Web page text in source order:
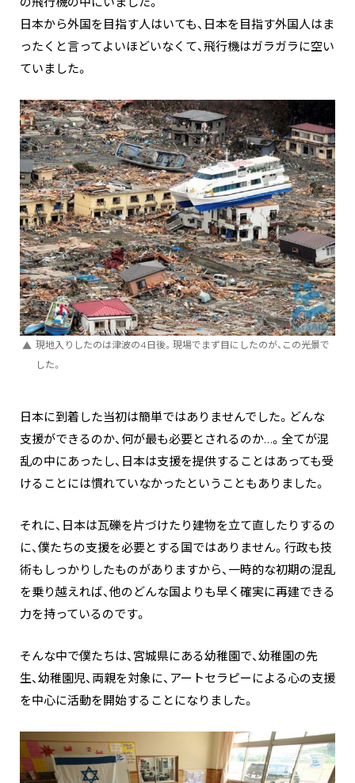
日本から外国を目指す人はいても、日本を目指す外国人はま
ったくと言ってよいほどいなくて、飛行機はガラガラに空い
ていました。
現地入りしたのは津波の4日後。現場でまず目にしたのが、この光景で
した。
日本に到着した当初は簡単ではありませんでした。どんな
支援ができるのか、何が最も必要とされるのか…。全てが混
乱の中にあったし、日本は支援を提供することはあっても受
けることには慣れていなかったということもありました。
それに、日本は瓦礫を片づけたり建物を立て直したりするの
に、僕たちの支援を必要とする国ではありません。行政も技
術もしっかりしたものがありますから、一時的な初期の混乱
を乗り越えれば、他のどんな国よりも早く確実に再建できる
力を持っているのです。
そんな中で僕たちは、宮城県にある幼稚園で、幼稚園の先
生、幼稚園児、両親を対象に、アートセラピーによる心の支援
を中心に活動を開始することになりました。